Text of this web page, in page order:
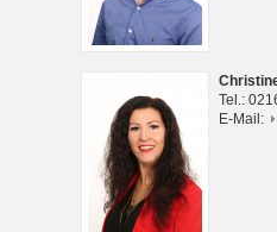
Tel.:
E-Mail: